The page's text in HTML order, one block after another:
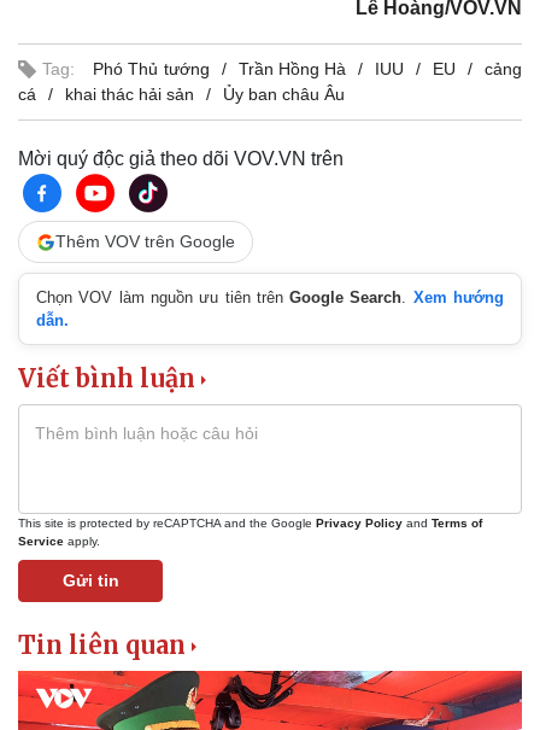
Lê Hoàng/VOV.VN
Tag: Phó Thủ tướng Trần Hồng Hà IUU EU
cảng
cá
khai thác hải sản Ủy ban châu Âu
Mời quý độc giả theo dõi VOV.VN trên
Thêm VOV trên Google
Chọn VOV làm nguồn ưu tiên trênGoogle Search. Xem hướng
dẫn.
Viết bình luận
This site is protected by reCAPTCHA and the Google Privacy Policy and Terms of
Service apply.
Gửi tin
Tin liên quan